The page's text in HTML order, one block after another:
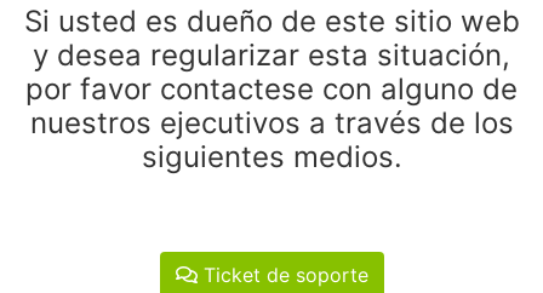
Si usted es dueño de este sitio web
y desea regularizar esta situación,
por favor contactese con alguno de
nuestros ejecutivos a través de los
siguientes medios.
Ticket de soporte